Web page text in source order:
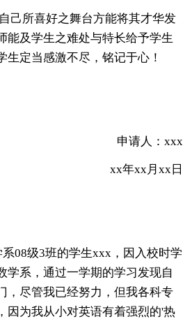
所喜好之舞台方能将其才华发
能及学生之难处与特长给予学生
生定当感激不尽，铭记于心！
申请人：xxx
xx年xx月xx日
级3班的学生xxx，因入校时学
学系，通过一学期的学习发现自
，尽管我已经努力，但我各科专
因为我从小对英语有着强烈的'热